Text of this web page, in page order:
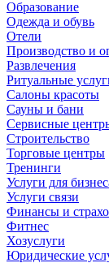
Образование
Одежда и обувь
Отели
Производство и
Развлечения
Ритуальные
Салоны красоты
Сауны и бани
Сервисные
Строительство
Торговые центры
Тренинги
Услуги для
Услуги связи
Финансы и
Фитнес
Хозуслуги
Юридические